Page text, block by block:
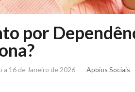
por
a 16 de Janeiro de 2026 Apoios Sociais